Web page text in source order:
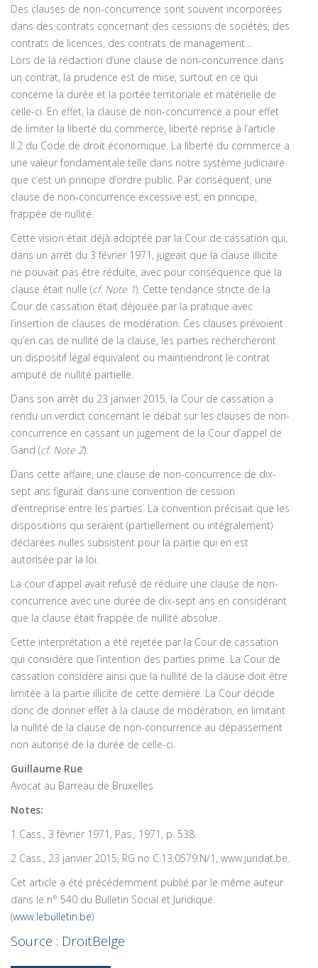
Des clauses de non-concurrence sont souvent incorporées
dans des contrats concernant des cessions de sociétés, des
contrats de licences, des contrats de management…
Lors de la rédaction d’une clause de non-concurrence dans
un contrat, la prudence est de mise, surtout en ce qui
concerne la durée et la portée territoriale et matérielle de
celle-ci. En effet, la clause de non-concurrence a pour effet
de limiter la liberté du commerce, liberté reprise à l’article
II.2 du Code de droit économique. La liberté du commerce a
une valeur fondamentale telle dans notre système judiciaire
que c’est un principe d’ordre public. Par conséquent, une
clause de non-concurrence excessive est, en principe,
frappée de nullité.
Cette vision était déjà adoptée par la Cour de cassation qui,
dans un arrêt du 3 février 1971, jugeait que la clause illicite
ne pouvait pas être réduite, avec pour conséquence que la
clause était nulle (cf. Note 1). Cette tendance stricte de la
Cour de cassation était déjouée par la pratique avec
l’insertion de clauses de modération. Ces clauses prévoient
qu’en cas de nullité de la clause, les parties rechercheront
un dispositif légal équivalent ou maintiendront le contrat
amputé de nullité partielle.
Dans son arrêt du 23 janvier 2015, la Cour de cassation a
rendu un verdict concernant le débat sur les clauses de non-
concurrence en cassant un jugement de la Cour d’appel de
Gand (cf. Note 2).
Dans cette affaire, une clause de non-concurrence de dix-
sept ans figurait dans une convention de cession
d’entreprise entre les parties. La convention précisait que les
dispositions qui seraient (partiellement ou intégralement)
déclarées nulles subsistent pour la partie qui en est
autorisée par la loi.
La cour d’appel avait refusé de réduire une clause de non-
concurrence avec une durée de dix-sept ans en considérant
que la clause était frappée de nullité absolue.
Cette interprétation a été rejetée par la Cour de cassation
qui considère que l’intention des parties prime. La Cour de
cassation considère ainsi que la nullité de la clause doit être
limitée à la partie illicite de cette dernière. La Cour décide
donc de donner effet à la clause de modération, en limitant
la nullité de la clause de non-concurrence au dépassement
non autorisé de la durée de celle-ci.
Guillaume Rue
Avocat au Barreau de Bruxelles
Notes:
1 Cass., 3 février 1971, Pas., 1971, p. 538.
2 Cass., 23 janvier 2015, RG no C.13.0579.N/1, www.juridat.be.
Cet article a été précédemment publié par le même auteur
dans le n° 540 du Bulletin Social et Juridique.
(www.lebulletin.be)
Source : DroitBelge